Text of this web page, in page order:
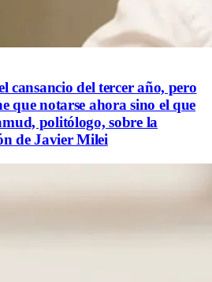
cansancio del tercer año, pero
que notarse ahora sino el que
politólogo, sobre la
de Javier Milei